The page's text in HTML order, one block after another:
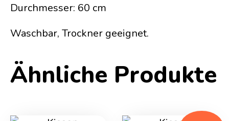
Durchmesser: 60 cm
Waschbar, Trockner geeignet.
Ähnliche Produkte